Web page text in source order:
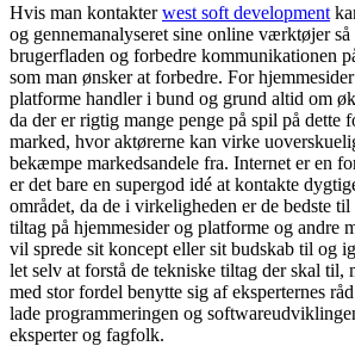
Hvis man kontakterwest soft development
og gennemanalyseret sine online værktøjer
brugerfladen og forbedre kommunikationen
som man ønsker at forbedre. For
platforme handler i bund og grund altid om
da der er rigtig mange penge på spil på dette
marked, hvor aktørerne kan virke
bekæmpe markedsandele fra. Internet er en
er det bare en supergod idé at kontakte
området, da de i virkeligheden er de bedste
tiltag på hjemmesider og platforme og andre
vil sprede sit koncept eller sit budskab til og
let selv at forstå de tekniske tiltag der skal til,
med stor fordel benytte sig af eksperternes
lade programmeringen og
eksperter og fagfolk.